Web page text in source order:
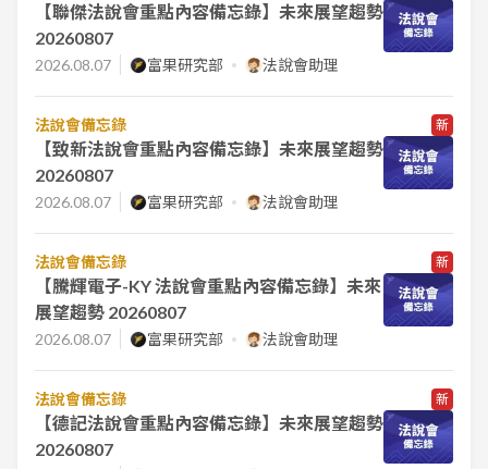
【聯傑法說會重點內容備忘錄】未來展望趨勢
20260807
2026.08.07 富果研究部 法說會助理
法說會備忘錄 新
【致新法說會重點內容備忘錄】未來展望趨勢
20260807
2026.08.07 富果研究部 法說會助理
法說會備忘錄 新
【騰輝電子-KY 法說會重點內容備忘錄】未來
展望趨勢 20260807
2026.08.07 富果研究部 法說會助理
法說會備忘錄 新
【德記法說會重點內容備忘錄】未來展望趨勢
20260807